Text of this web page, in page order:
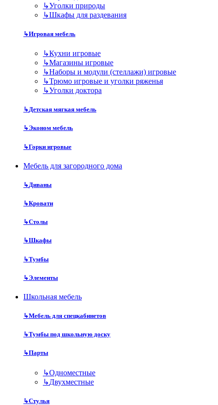
↳Уголки природы
↳Шкафы для раздевания
↳Игровая мебель
↳Кухни игровые
↳Магазины игровые
↳Наборы и модули (стеллажи) игровые
↳Трюмо игровые и уголки ряженья
↳Уголки доктора
↳Детская мягкая мебель
↳Эконом мебель
↳Горки игровые
Мебель для загородного дома
↳Диваны
↳Кровати
↳Столы
↳Шкафы
↳Тумбы
↳Элементы
Школьная мебель
↳Мебель для спецкабинетов
↳Тумбы под школьную доску
↳Парты
↳Одноместные
↳Двухместные
↳Стулья